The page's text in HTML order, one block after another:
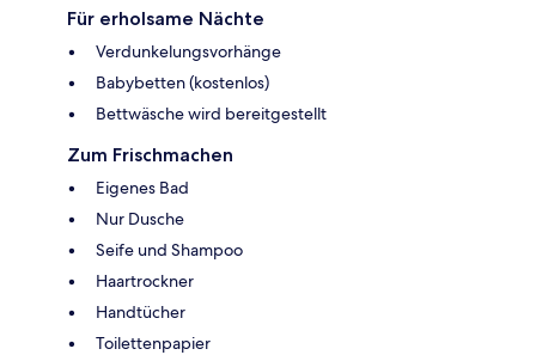
Für erholsame Nächte
Verdunkelungsvorhänge
Babybetten (kostenlos)
Bettwäsche wird bereitgestellt
Zum Frischmachen
Eigenes Bad
Nur Dusche
Seife und Shampoo
Haartrockner
Handtücher
Toilettenpapier